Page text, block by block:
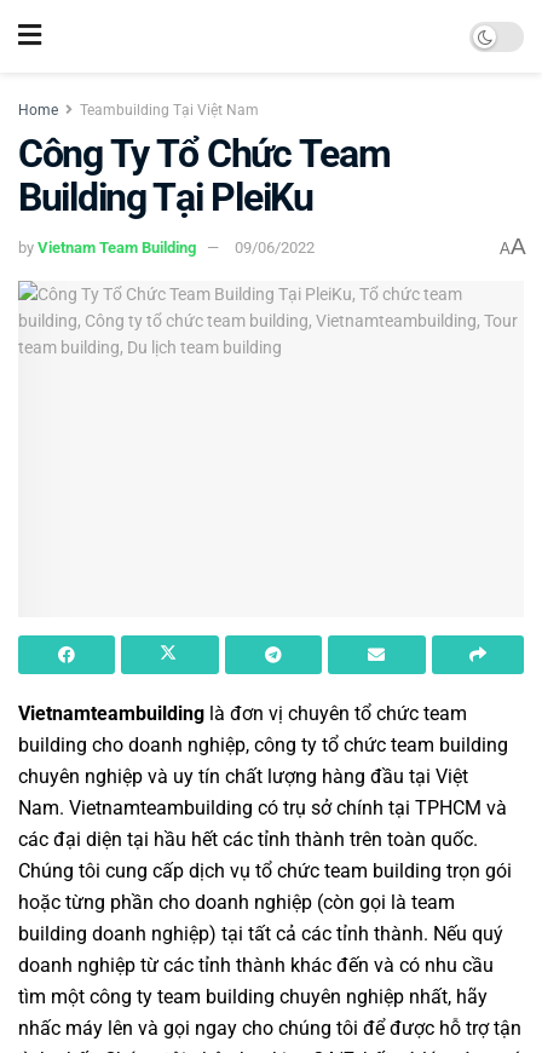
Home Teambuilding Tại Việt Nam
Công Ty Tổ Chức Team
Building Tại PleiKu
by Vietnam Team Building 09/06/2022 AA
Vietnamteambuilding là đơn vị chuyên tổ chức team
building cho doanh nghiệp, công ty tổ chức team building
chuyên nghiệp và uy tín chất lượng hàng đầu tại Việt
Nam. Vietnamteambuilding có trụ sở chính tại TPHCM và
các đại diện tại hầu hết các tỉnh thành trên toàn quốc.
Chúng tôi cung cấp dịch vụ tổ chức team building trọn gói
hoặc từng phần cho doanh nghiệp (còn gọi là team
building doanh nghiệp) tại tất cả các tỉnh thành. Nếu quý
doanh nghiệp từ các tỉnh thành khác đến và có nhu cầu
tìm một công ty team building chuyên nghiệp nhất, hãy
nhấc máy lên và gọi ngay cho chúng tôi để được hỗ trợ tận